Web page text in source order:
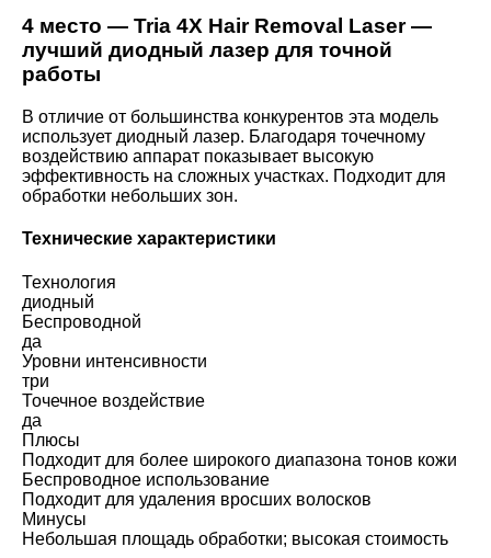
4 место — Tria 4X Hair Removal Laser —
лучший диодный лазер для точной
работы
В отличие от большинства конкурентов эта модель
использует диодный лазер. Благодаря точечному
воздействию аппарат показывает высокую
эффективность на сложных участках. Подходит для
обработки небольших зон.
Технические характеристики
Технология
диодный
Беспроводной
да
Уровни интенсивности
три
Точечное воздействие
да
Плюсы
Подходит для более широкого диапазона тонов кожи
Беспроводное использование
Подходит для удаления вросших волосков
Минусы
Небольшая площадь обработки; высокая стоимость